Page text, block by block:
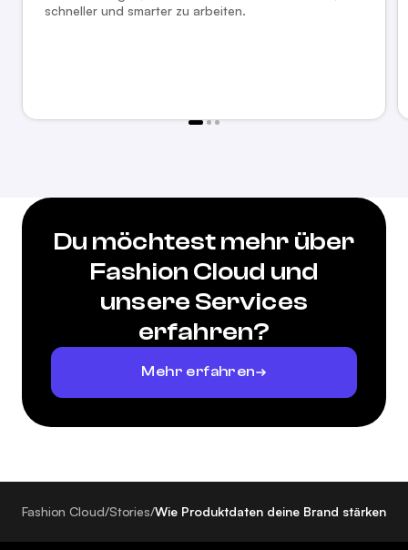
schneller und smarter zu arbeiten.
Du möchtest mehr über
Fashion Cloud und
unsere Services
erfahren?
Mehr erfahren
Fashion Cloud/Stories/Wie Produktdaten deine Brand stärken